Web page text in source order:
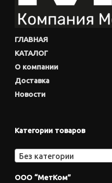
ГЛАВНАЯ
КАТАЛОГ
О компании
Доставка
Новости
Категории товаров
Без категории
ООО “МетКом”